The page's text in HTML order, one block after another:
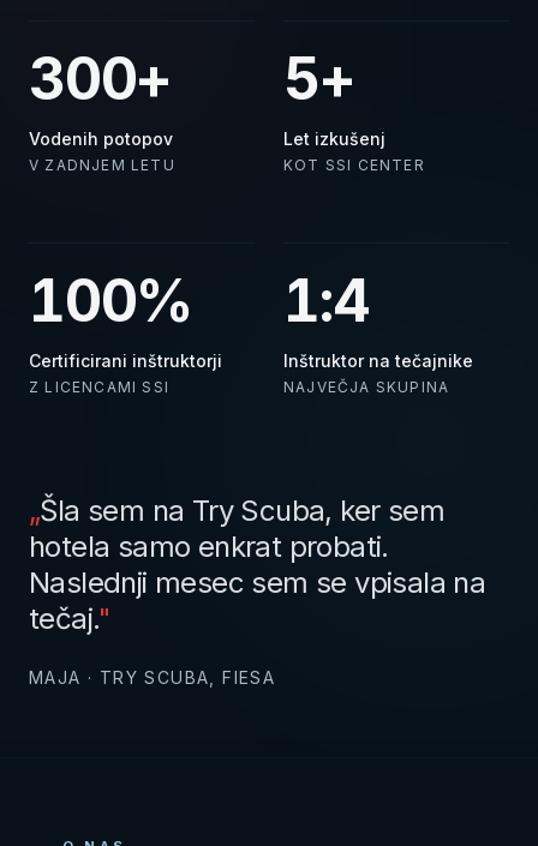
300+
Vodenih potopov
V ZADNJEM LETU
5+
Let izkušenj
KOT SSI CENTER
100%
Certificirani inštruktorji
Z LICENCAMI SSI
1:4
Inštruktor na tečajnike
NAJVEČJA SKUPINA
„Šla sem na Try Scuba, ker sem
hotela samo enkrat probati.
Naslednji mesec sem se vpisala na
tečaj."
MAJA · TRY SCUBA, FIESA